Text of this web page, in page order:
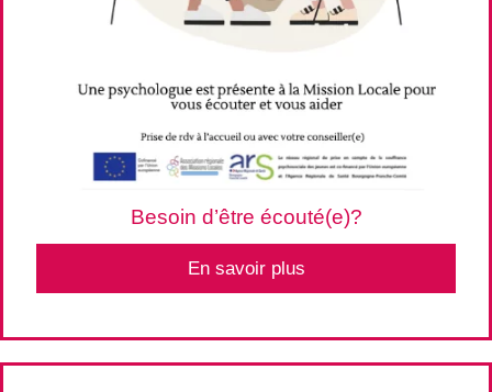
Besoin d’être écouté(e)?
En savoir plus